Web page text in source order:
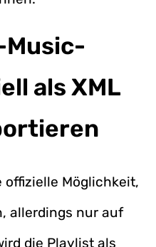
Music-
als XML
offizielle Möglichkeit,
allerdings nur auf
die Playlist als